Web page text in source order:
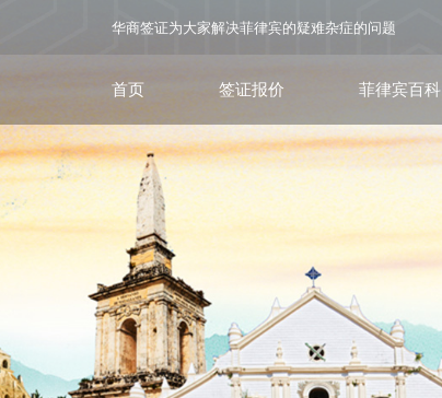
华商签证为大家解决菲律宾的疑难杂症的问题
首页 签证报价 菲律宾百科